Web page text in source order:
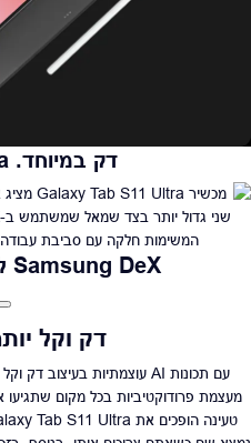
דק במיוחד. Ultra עוצמתי
Samsung DeX לתצוגה מורחבת
דק וקל
מעצמת פרודוקטיביות בכל מקום